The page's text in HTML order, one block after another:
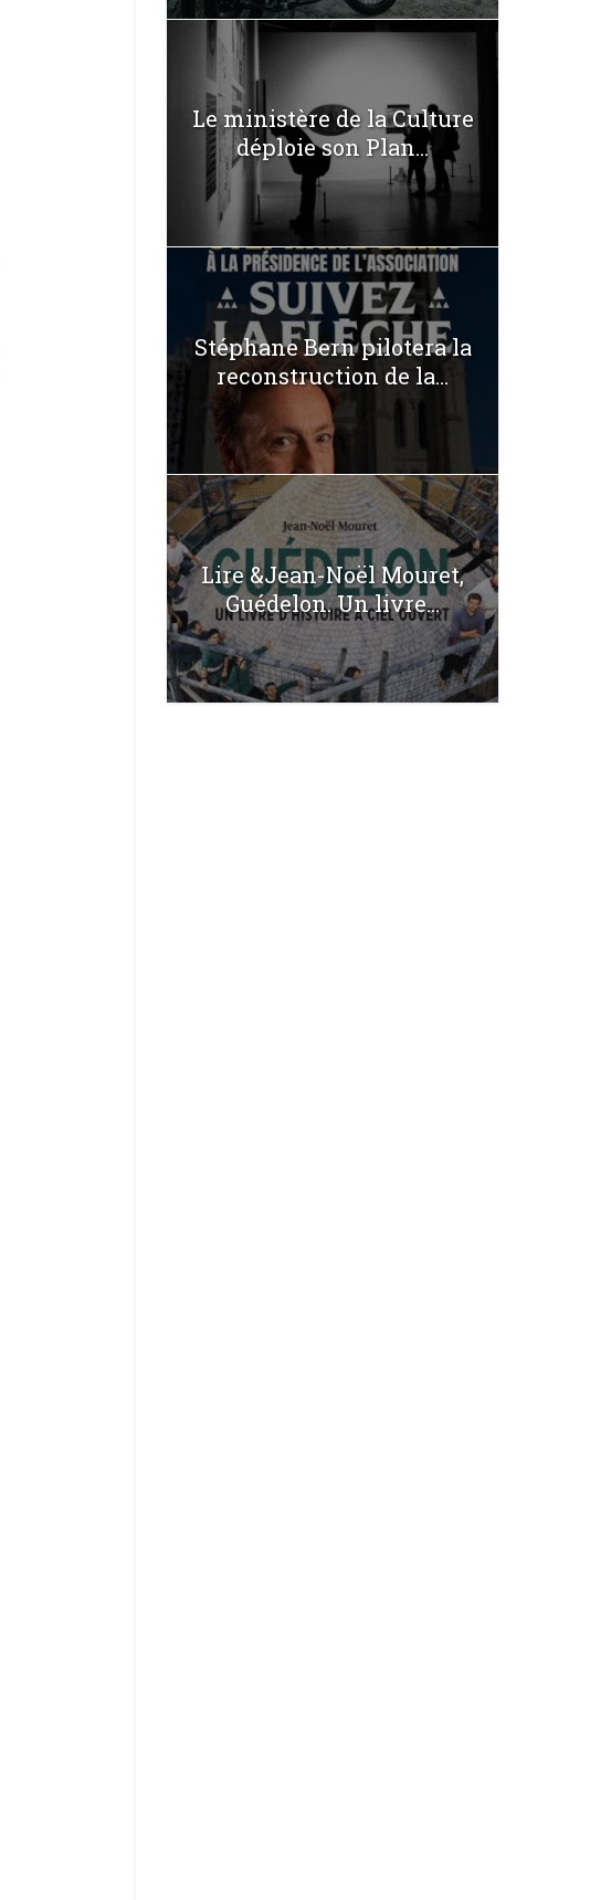
Le ministère de la Culture
déploie son Plan...
Stéphane Bern pilotera la
reconstruction de la...
Lire &Jean-Noël Mouret,
Guédelon. Un livre...